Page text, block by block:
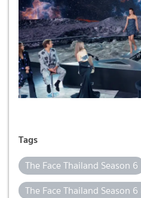
Tags
The Face Thailand Season 6
The Face Thailand Season 6